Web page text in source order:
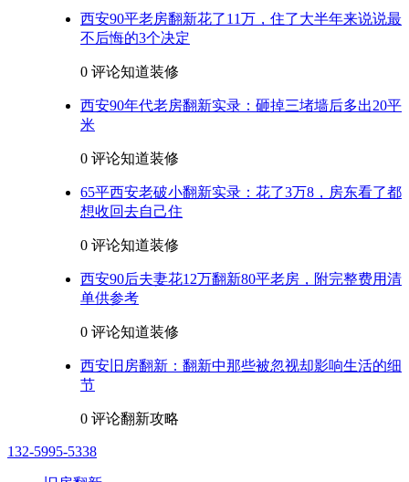
西安90平老房翻新花了11万，住了大半年来说说最
不后悔的3个决定
0 评论知道装修
西安90年代老房翻新实录：砸掉三堵墙后多出20平
米
0 评论知道装修
65平西安老破小翻新实录：花了3万8，房东看了都
想收回去自己住
0 评论知道装修
西安90后夫妻花12万翻新80平老房，附完整费用清
单供参考
0 评论知道装修
西安旧房翻新：翻新中那些被忽视却影响生活的细
节
0 评论翻新攻略
132-5995-5338